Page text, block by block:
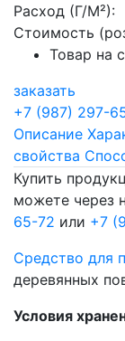
Расход (Г/М²):
Стоимость
Товар на
заказать
+7 (987) 297-
Описание
свойства
Купить
можете через
65-72 или +7
Средство для
деревянных
Условия